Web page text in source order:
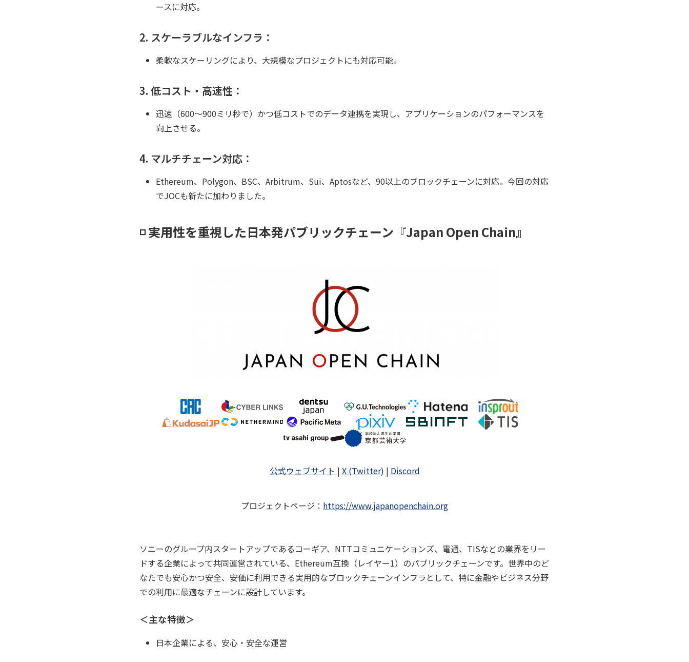
ースに対応。
2. スケーラブルなインフラ：
柔軟なスケーリングにより、大規模なプロジェクトにも対応可能。
3. 低コスト・高速性：
迅速（600〜900ミリ秒で）かつ低コストでのデータ連携を実現し、アプリケーションのパフォーマンスを
向上させる。
4. マルチチェーン対応：
Ethereum、Polygon、BSC、Arbitrum、Sui、Aptosなど、90以上のブロックチェーンに対応。今回の対応
でJOCも新たに加わりました。
◽️ 実用性を重視した日本発パブリックチェーン『Japan Open Chain』​​
公式ウェブサイト | X (Twitter) | Discord
プロジェクトページ ： https://www.japanopenchain.org
ソニーのグループ内スタートアップであるコーギア、NTTコミュニケーションズ、電通、TISなどの業界をリー
ドする企業によって共同運営されている、Ethereum互換（レイヤー1）のパブリックチェーンです。世界中のど
なたでも安心かつ安全、安価に利用できる実用的なブロックチェーンインフラとして、特に金融やビジネス分野
での利用に最適なチェーンに設計しています。
＜主な特徴＞
日本企業による、安心・安全な運営